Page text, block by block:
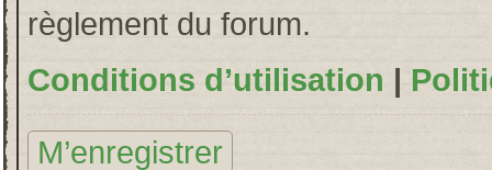
règlement du forum.
Conditions d’utilisation |
M’enregistrer